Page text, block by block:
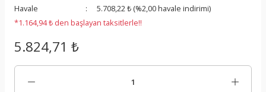
Havale
5.708,22 ₺ (%2,00 havale indirimi)
*1.164,94 ₺ den başlayan taksitlerle!!
5.824,71 ₺